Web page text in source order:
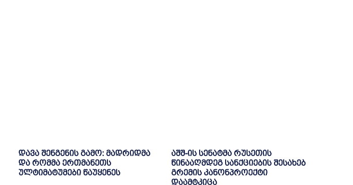
დავა შენგენის გამო: მადრიდმა
და რომმა ერთმანეთს
ულტიმატუმები წაუყენეს
აშშ-ის სენატმა რუსეთის
წინააღმდეგ სანქციების შესახებ
გრემის კანონპროექტი
დაამტკიცა